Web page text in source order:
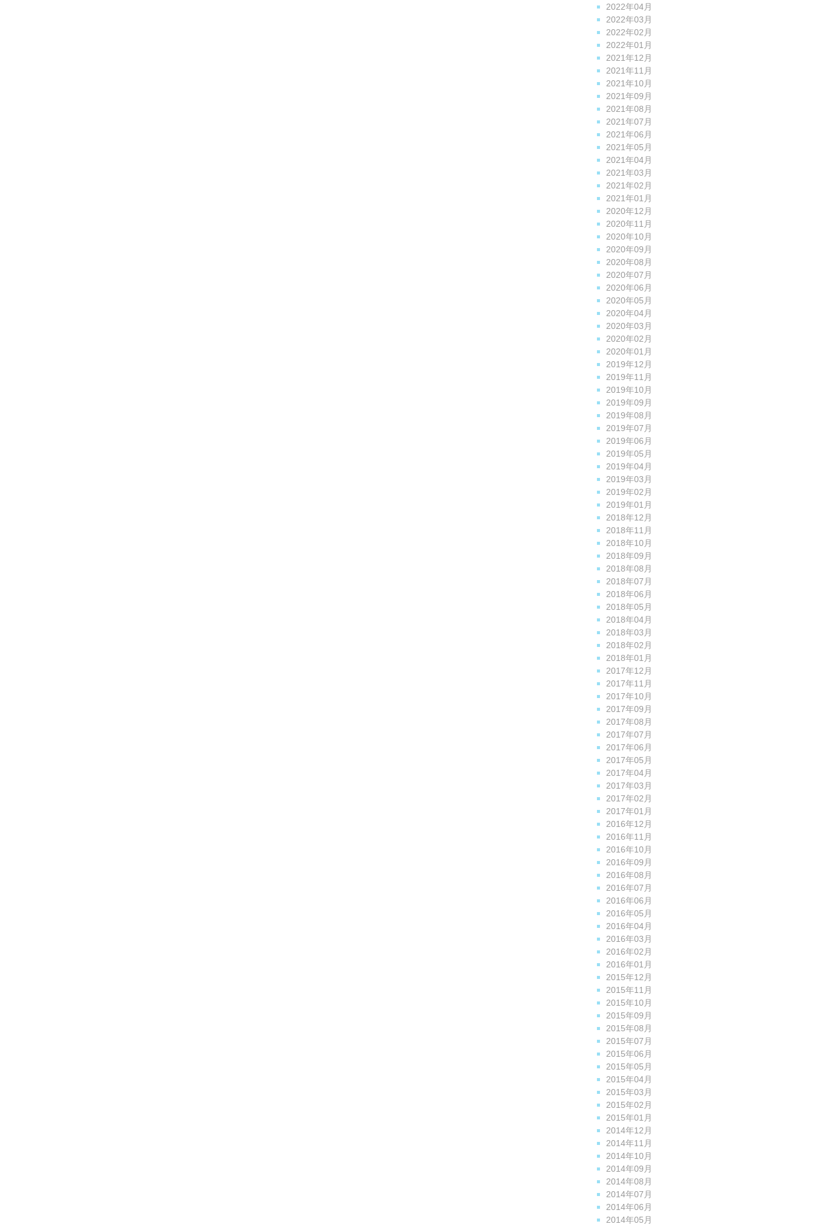
2022年04月
2022年03月
2022年02月
2022年01月
2021年12月
2021年11月
2021年10月
2021年09月
2021年08月
2021年07月
2021年06月
2021年05月
2021年04月
2021年03月
2021年02月
2021年01月
2020年12月
2020年11月
2020年10月
2020年09月
2020年08月
2020年07月
2020年06月
2020年05月
2020年04月
2020年03月
2020年02月
2020年01月
2019年12月
2019年11月
2019年10月
2019年09月
2019年08月
2019年07月
2019年06月
2019年05月
2019年04月
2019年03月
2019年02月
2019年01月
2018年12月
2018年11月
2018年10月
2018年09月
2018年08月
2018年07月
2018年06月
2018年05月
2018年04月
2018年03月
2018年02月
2018年01月
2017年12月
2017年11月
2017年10月
2017年09月
2017年08月
2017年07月
2017年06月
2017年05月
2017年04月
2017年03月
2017年02月
2017年01月
2016年12月
2016年11月
2016年10月
2016年09月
2016年08月
2016年07月
2016年06月
2016年05月
2016年04月
2016年03月
2016年02月
2016年01月
2015年12月
2015年11月
2015年10月
2015年09月
2015年08月
2015年07月
2015年06月
2015年05月
2015年04月
2015年03月
2015年02月
2015年01月
2014年12月
2014年11月
2014年10月
2014年09月
2014年08月
2014年07月
2014年06月
2014年05月